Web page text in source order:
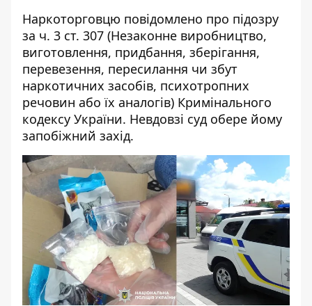
Наркоторговцю повідомлено про підозру
за ч. 3 ст. 307 (Незаконне виробництво,
виготовлення, придбання, зберігання,
перевезення, пересилання чи збут
наркотичних засобів, психотропних
речовин або їх аналогів) Кримінального
кодексу України. Невдовзі суд обере йому
запобіжний захід.